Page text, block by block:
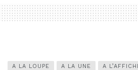
A LA LOUPE A LA UNE A